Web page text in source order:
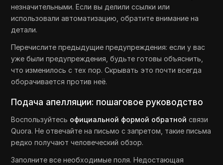
незначительными. Если вы делили ссылки или
использовали автоматизацию, обратите внимание на
детали.
Перечислите предыдущие предупреждения: если у вас
уже были предупреждения, будьте готовы объяснить,
что изменилось с тех пор. Скрывать это почти всегда
оборачивается против неё.
Подача апелляции: пошаговое руководство
Воспользуйтесь официальной формой обратной связи
Quora. Не отвечайте на письмо с запретом, такие письма
редко получают человеческий обзор.
Заполните все необходимые поля. Недостающая